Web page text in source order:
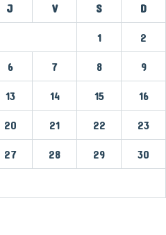
J V S D
1 2
6 7 8 9
13 14 15 16
20 21 22 23
27 28 29 30